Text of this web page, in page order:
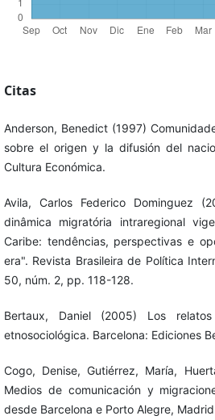
Citas
Anderson, Benedict (1997)
sobre el origen y la difusión del
Cultura Económica.
Avila, Carlos Federico Dominguez
dinâmica migratória intraregional
Caribe: tendências, perspectivas e
era". Revista Brasileira de Política
50, núm. 2, pp. 118-128.
Bertaux, Daniel (2005) Los
etnosociológica. Barcelona: Ediciones
Cogo, Denise, Gutiérrez, María,
Medios de comunicación y
desde Barcelona e Porto Alegre,